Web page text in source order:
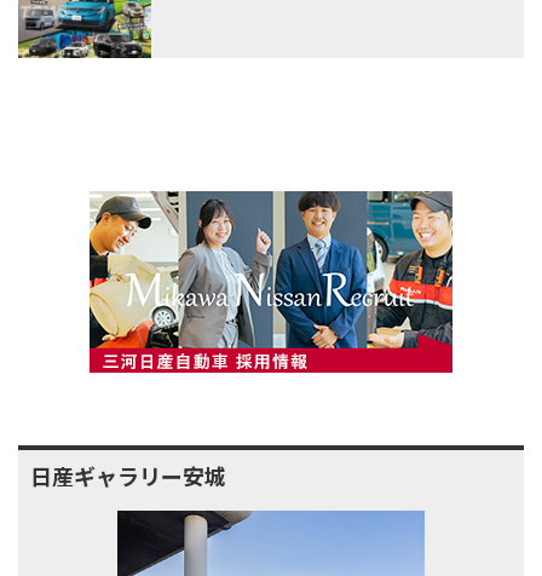
日産ギャラリー安城